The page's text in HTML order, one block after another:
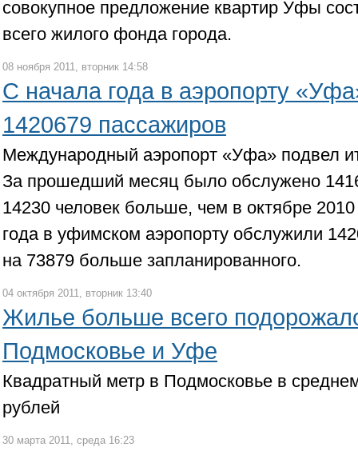
совокупное предложение квартир Уфы
всего жилого фонда города.
08 ноября 2011, вторник 14:58
С начала года в аэропорту
1420679 пассажиров
Международный аэропорт «Уфа» подвел
За прошедший месяц было обслужено
14230 человек больше, чем в октябре
года в уфимском аэропорту обслужили
на 73879 больше запланированного.
04 октября 2011, вторник 13:40
Жилье больше всего
Подмосковье и Уфе
Квадратный метр в Подмосковье в
рублей
30 марта 2011, среда 16:23